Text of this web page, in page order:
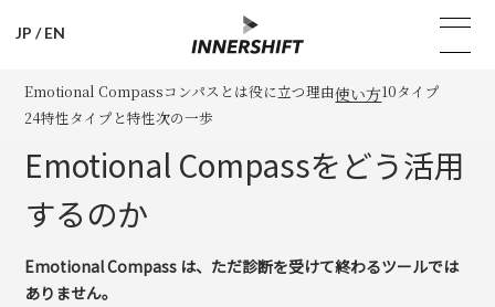
JP /EN
Emotional Compassコンパスとは役に立つ理由使い方10タイプ
24特性タイプと特性次の一歩
Emotional Compassをどう活用
するのか
Emotional Compass は、ただ診断を受けて終わるツールでは
ありません。